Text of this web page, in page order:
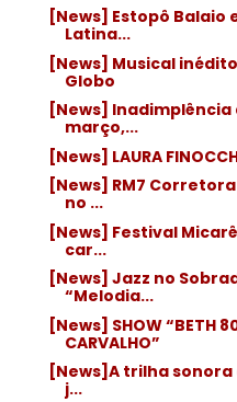
[News] Estopô Balaio
Latina...
[News] Musical
Globo
[News] Inadimplência
março,...
[News] LAURA
[News] RM7
no ...
[News] Festival
car...
[News] Jazz no
“Melodia...
[News] SHOW “BETH
CARVALHO”
[News]A trilha sonora
j...